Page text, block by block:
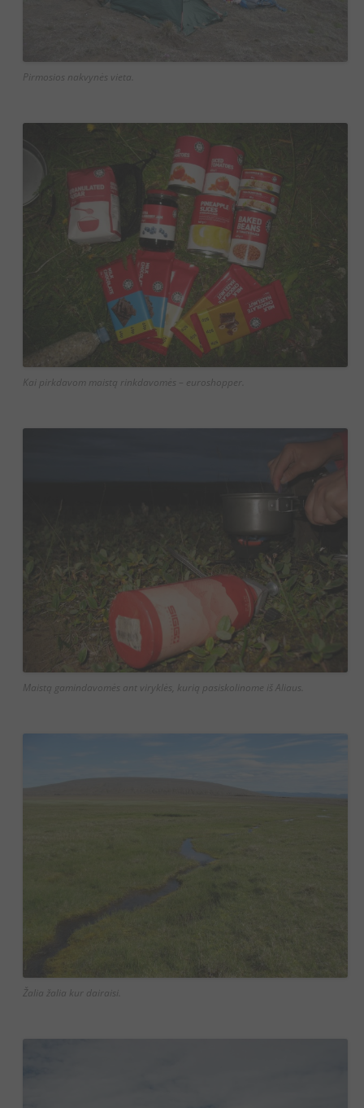
Pirmosios nakvynės vieta.
Kai pirkdavom maistą rinkdavomės – euroshopper.
Maistą gamindavomės ant viryklės, kurią pasiskolinome iš Aliaus.
Žalia žalia kur dairaisi.